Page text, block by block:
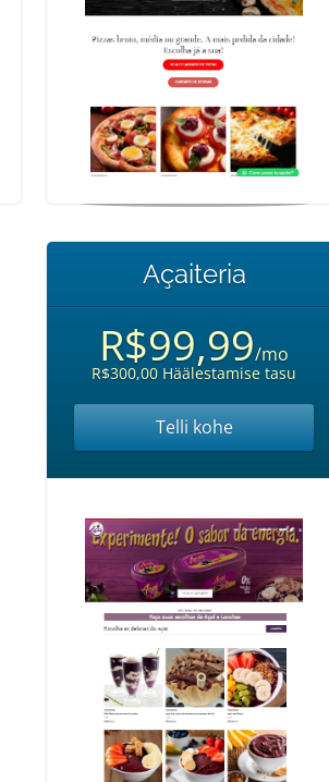
Açaiteria
R$99,99/mo
R$300,00 Häälestamise tasu
Telli kohe